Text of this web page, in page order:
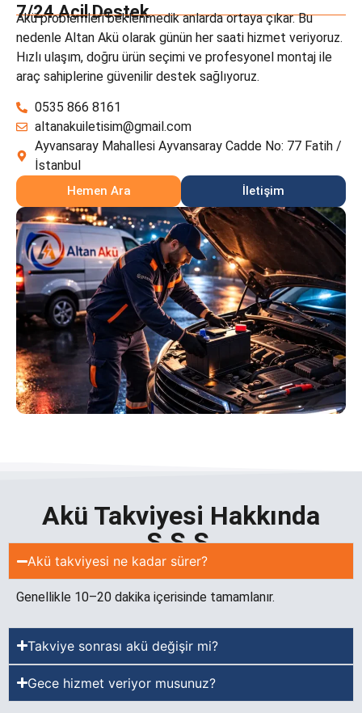
7/24 Acil Destek
Akü problemleri beklenmedik anlarda ortaya çıkar. Bu
nedenle Altan Akü olarak günün her saati hizmet veriyoruz.
Hızlı ulaşım, doğru ürün seçimi ve profesyonel montaj ile
araç sahiplerine güvenilir destek sağlıyoruz.
0535 866 8161
altanakuiletisim@gmail.com
Ayvansaray Mahallesi Ayvansaray Cadde No: 77 Fatih /
İstanbul
Hemen Ara İletişim
Akü Takviyesi Hakkında
S.S.S.
Akü takviyesi ne kadar sürer?
Genellikle 10–20 dakika içerisinde tamamlanır.
Takviye sonrası akü değişir mi?
Gece hizmet veriyor musunuz?